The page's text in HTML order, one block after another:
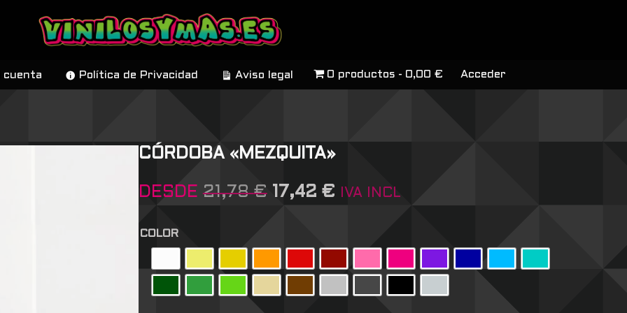
cuenta Política de Privacidad Aviso legal 0 productos 0,00 € Acceder
CÓRDOBA «MEZQUITA»
DESDE 21,78€ 17,42 € IVA INCL
COLOR